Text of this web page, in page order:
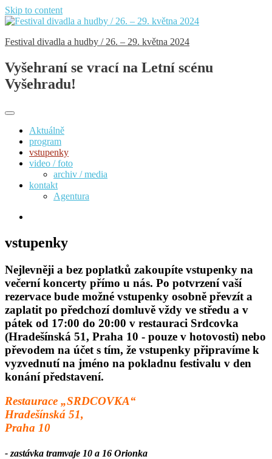
Skip to content
Festival divadla a hudby / 26. – 29. května 2024
Vyšehraní se vrací na Letní scénu
Vyšehradu!
Aktuálně
program
vstupenky
video / foto
archiv / media
kontakt
Agentura
vstupenky
Nejlevněji a bez poplatků zakoupíte vstupenky na
večerní koncerty přímo u nás. Po potvrzení vaší
rezervace bude možné vstupenky osobně převzít a
zaplatit po předchozí domluvě vždy ve středu a v
pátek od 17:00 do 20:00 v restauraci Srdcovka
(Hradešínská 51, Praha 10 - pouze v hotovosti) nebo
převodem na účet s tím, že vstupenky připravíme k
vyzvednutí na jméno na pokladnu festivalu v den
konání představení.
Restaurace „SRDCOVKA“
Hradešínská 51,
Praha 10
- zastávka tramvaje 10 a 16 Orionka